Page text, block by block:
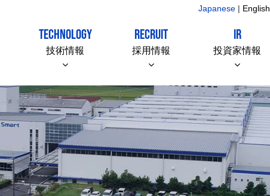
Japanese | English
TECHNOLOGY
技術情報
RECRUIT
採用情報
IR
投資家情報